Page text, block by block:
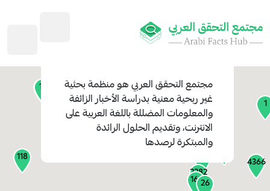
127
45
2282
4366
118
1113
26
1
161
مجتمع التحقق العربيهو منظمة بحثية
غير ربحية معنية بدراسة الأخبار الزائفة
والمعلومات المضللة باللغة العربية على
الانترنت، وتقديم الحلول الرائدة
والمبتكرة لرصدها